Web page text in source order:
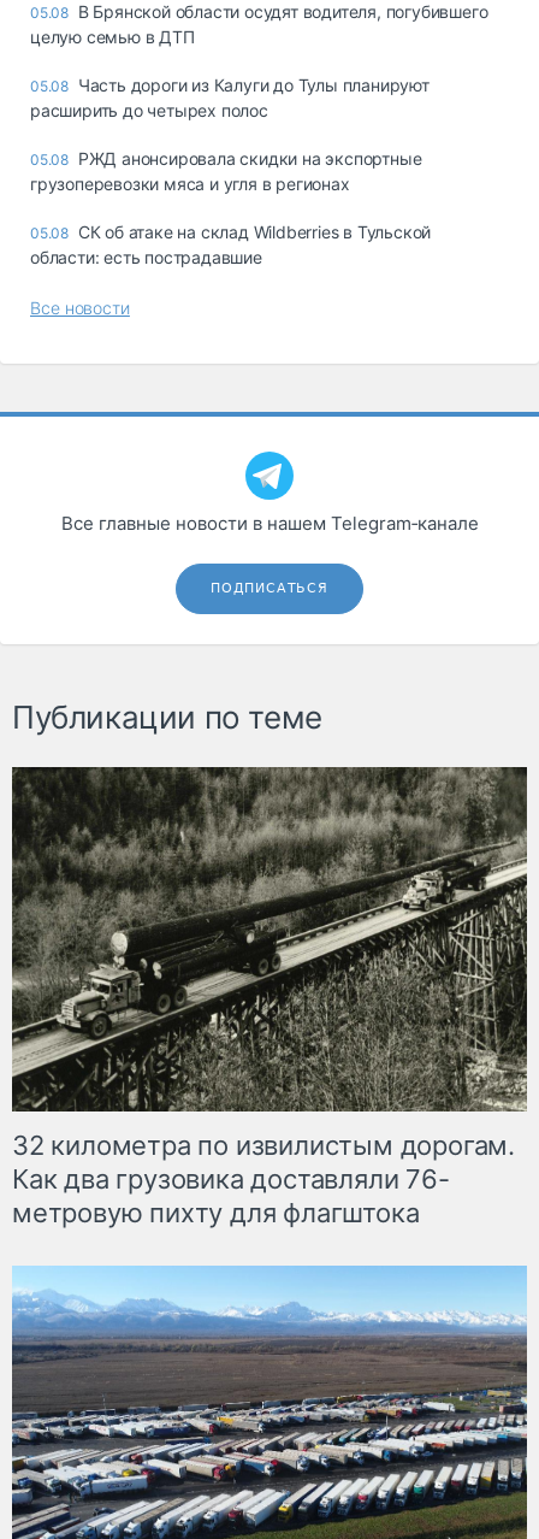
05.08 В Брянской области осудят водителя, погубившего
целую семью в ДТП
05.08 Часть дороги из Калуги до Тулы планируют
расширить до четырех полос
05.08 РЖД анонсировала скидки на экспортные
грузоперевозки мяса и угля в регионах
05.08 СК об атаке на склад Wildberries в Тульской
области: есть пострадавшие
Все новости
Все главные новости в нашем Telegram‑канале
ПОДПИСАТЬСЯ
Публикации по теме
32 километра по извилистым дорогам.
Как два грузовика доставляли 76-
метровую пихту для флагштока